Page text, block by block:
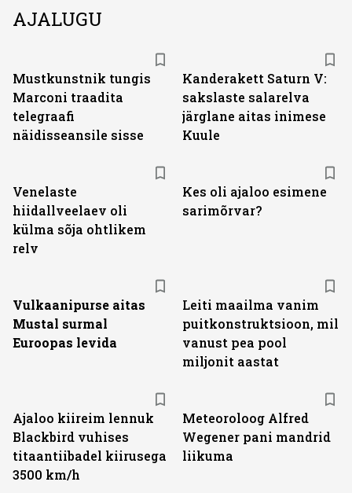
AJALUGU
Mustkunstnik tungis
Marconi traadita
telegraafi
näidisseansile sisse
Kanderakett Saturn V:
sakslaste salarelva
järglane aitas inimese
Kuule
Venelaste
hiidallveelaev oli
külma sõja ohtlikem
relv
Kes oli ajaloo esimene
sarimõrvar?
Vulkaanipurse aitas
Mustal surmal
Euroopas levida
Leiti maailma vanim
puitkonstruktsioon, mil
vanust pea pool
miljonit aastat
Ajaloo kiireim lennuk
Blackbird vuhises
titaantiibadel kiirusega
3500 km/h
Meteoroloog Alfred
Wegener pani mandrid
liikuma